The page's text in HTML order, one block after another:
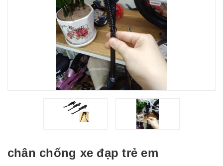
chân chống xe đạp trẻ em